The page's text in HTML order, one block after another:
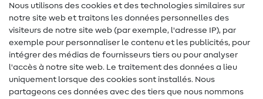
Lexique de couture
Tutos de couture
Aide & contact
Contact
Nous utilisons des cookies et des technologies similaires sur
notre site web et traitons les données personnelles des
visiteurs de notre site web (par exemple, l'adresse IP), par
exemple pour personnaliser le contenu et les publicités, pour
intégrer des médias de fournisseurs tiers ou pour analyser
l'accès à notre site web. Le traitement des données a lieu
uniquement lorsque des cookies sont installés. Nous
partageons ces données avec des tiers que nous nommons